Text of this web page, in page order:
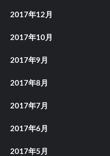
2017年12月
2017年10月
2017年9月
2017年8月
2017年7月
2017年6月
2017年5月